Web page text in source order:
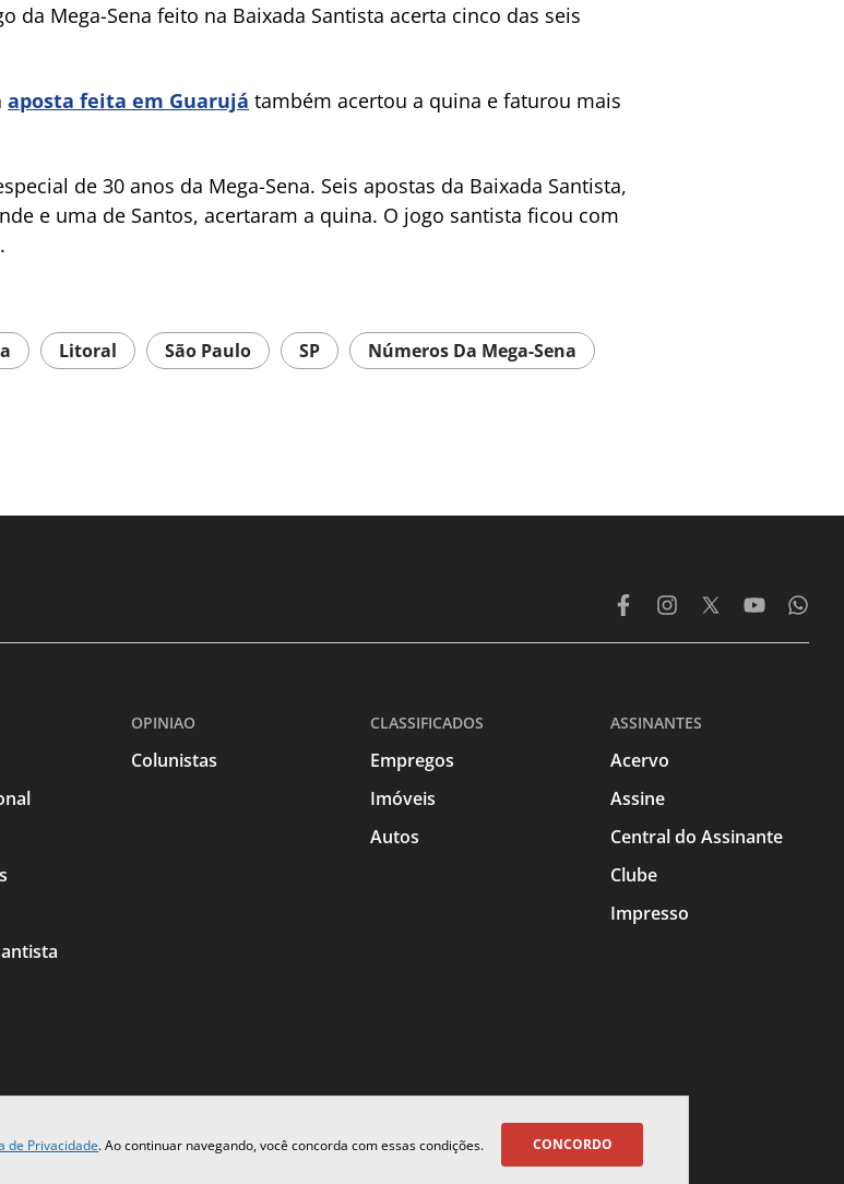
da Mega-Sena feito na Baixada Santista acerta cinco das seis
aposta feita em Guarujá também acertou a quina e faturou mais
de 30 anos da Mega-Sena. Seis apostas da Baixada Santista,
e uma de Santos, acertaram a quina. O jogo santista ficou com
Litoral São Paulo SP
Números Da Mega-Sena
de Privacidade. Ao continuar navegando, você concorda com essas condições. CONCORDO
OPINIAO
Colunistas
CLASSIFICADOS
Empregos
Imóveis
Autos
ASSINANTES
Acervo
Assine
Central do Assinante
Clube
Impresso